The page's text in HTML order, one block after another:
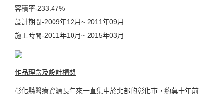
容積率-233.47%
設計期間-2009年12月~ 2011年09月
施工時間-2011年10月~ 2015年03月
作品理念及設計構想
彰化縣醫療資源長年來一直集中於北部的彰化市，約莫十年前